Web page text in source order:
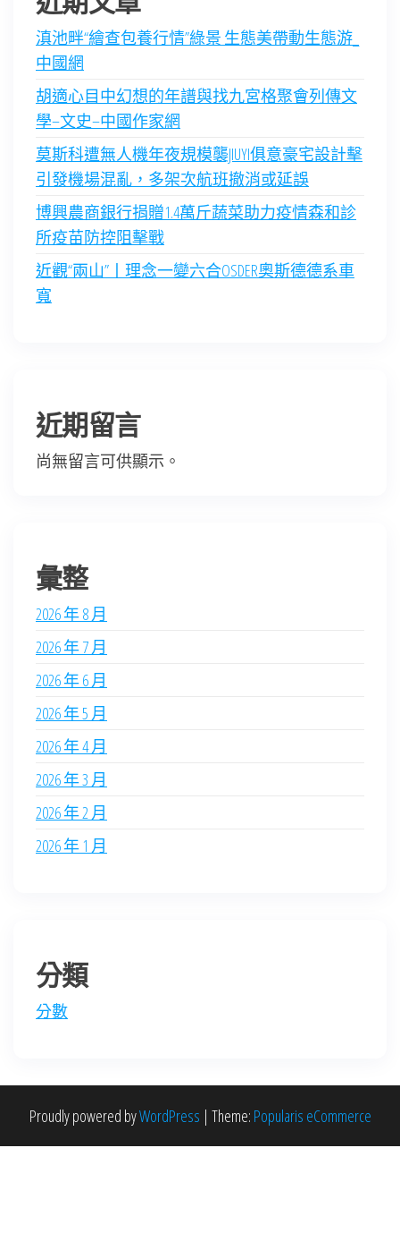
滇池畔“繪查包養行情”綠景 生態美帶動生態游_
中國網
胡適心目中幻想的年譜與找九宮格聚會列傳文
學–文史–中國作家網
莫斯科遭無人機年夜規模襲JIUYI俱意豪宅設計擊
引發機場混亂，多架次航班撤消或延誤
博興農商銀行捐贈1.4萬斤蔬菜助力疫情森和診
所疫苗防控阻擊戰
近觀“兩山”丨理念一變六合OSDER奧斯德德系車
寬
近期留言
尚無留言可供顯示。
彙整
2026 年 8 月
2026 年 7 月
2026 年 6 月
2026 年 5 月
2026 年 4 月
2026 年 3 月
2026 年 2 月
2026 年 1 月
分類
分數
Proudly powered byWordPress | Theme: Popularis eCommerce